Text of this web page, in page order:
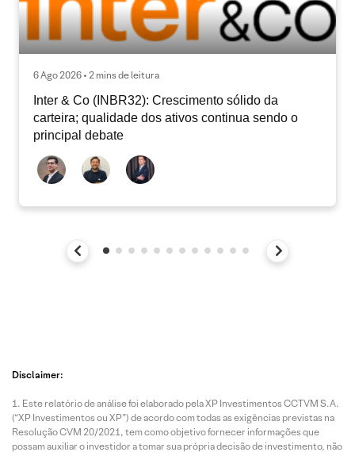
6 Ago 2026 • 2 mins de leitura
Inter & Co (INBR32): Crescimento sólido da
carteira; qualidade dos ativos continua sendo o
principal debate
Disclaimer:
Este relatório de análise foi elaborado pela XP Investimentos CCTVM S.A.
(“XP Investimentos ou XP”) de acordo com todas as exigências previstas na
Resolução CVM 20/2021, tem como objetivo fornecer informações que
possam auxiliar o investidor a tomar sua própria decisão de investimento, não